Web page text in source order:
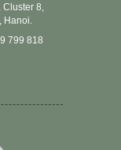
Cluster 8,
Hanoi.
799 818